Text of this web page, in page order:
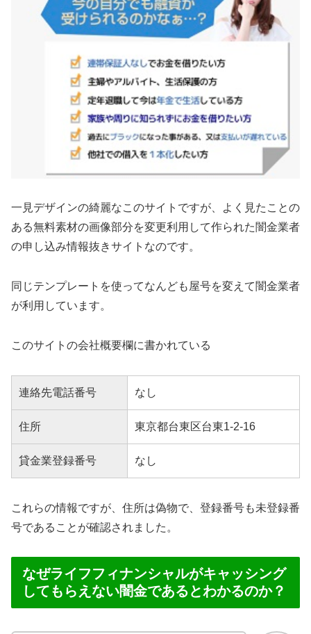
一見デザインの綺麗なこのサイトですが、よく見たことの
ある無料素材の画像部分を変更利用して作られた闇金業者
の申し込み情報抜きサイトなのです。
同じテンプレートを使ってなんども屋号を変えて闇金業者
が利用しています。
このサイトの会社概要欄に書かれている
連絡先電話番号 なし
住所 東京都台東区台東1-2-16
貸金業登録番号 なし
これらの情報ですが、住所は偽物で、登録番号も未登録番
号であることが確認されました。
なぜライフフィナンシャルがキャッシング
してもらえない闇金であるとわかるのか？